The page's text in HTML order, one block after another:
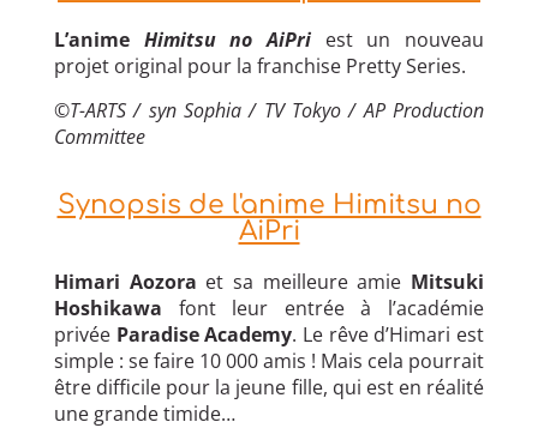
L’anime Himitsu no AiPri est un nouveau
projet original pour la franchise Pretty Series.
©T-ARTS / syn Sophia / TV Tokyo / AP Production
Committee
Synopsis de l'anime Himitsu no
AiPri
Himari Aozora et sa meilleure amie Mitsuki
Hoshikawa font leur entrée à l’académie
privée Paradise Academy. Le rêve d’Himari est
simple : se faire 10 000 amis ! Mais cela pourrait
être difficile pour la jeune fille, qui est en réalité
une grande timide…